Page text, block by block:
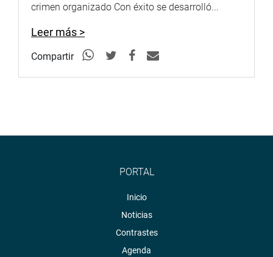
crimen organizado Con éxito se desarrolló...
Leer más >
Compartir
PORTAL
Inicio
Noticias
Contrastes
Agenda